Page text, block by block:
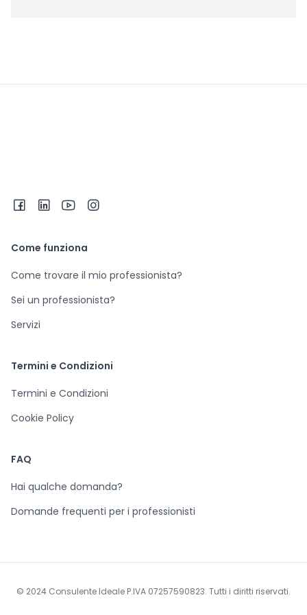
Come funziona
Come trovare il mio professionista?
Sei un professionista?
Servizi
Termini e Condizioni
Termini e Condizioni
Cookie Policy
FAQ
Hai qualche domanda?
Domande frequenti per i professionisti
© 2024 Consulente Ideale P.IVA 07257590823. Tutti i diritti riservati.